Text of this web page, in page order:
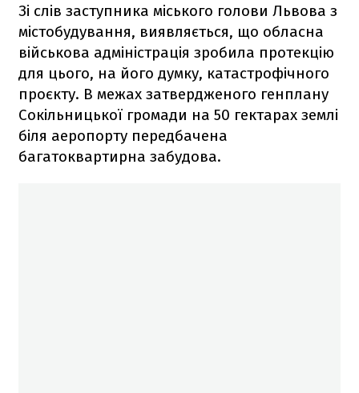
Зі слів заступника міського голови Львова з
містобудування, виявляється, що обласна
військова адміністрація зробила протекцію
для цього, на його думку, катастрофічного
проєкту. В межах затвердженого генплану
Сокільницької громади на 50 гектарах землі
біля аеропорту передбачена
багатоквартирна забудова.